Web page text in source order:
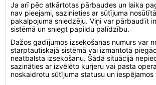
Ja arī pēc atkārtotas pārbaudes un laika
nav pieejami, sazinieties ar sūtījuma
pakalpojuma sniedzēju. Viņi var pārbaudīt
sistēmā un sniegt papildu palīdzību.
Dažos gadījumos izsekošanas numurs var
starptautiskajā sistēmā vai izmantotā
neatbalsta izsekošanu. Šādā situācijā
sazināties ar izvēlēto kurjeru vai pasta
noskaidrotu sūtījuma statusu un iespējamos